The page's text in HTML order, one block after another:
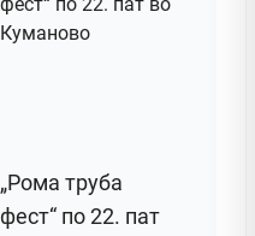
„Рома труба
фест“ по 22. пат